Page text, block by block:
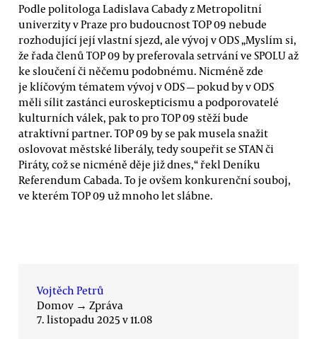
Podle politologa Ladislava Cabady z Metropolitní
univerzity v Praze pro budoucnost TOP 09 nebude
rozhodující její vlastní sjezd, ale vývoj v ODS „Myslím si,
že řada členů TOP 09 by preferovala setrvání ve SPOLU až
ke sloučení či něčemu podobnému. Nicméně zde
je klíčovým tématem vývoj v ODS — pokud by v ODS
měli sílit zastánci euroskepticismu a podporovatelé
kulturních válek, pak to pro TOP 09 stěží bude
atraktivní partner. TOP 09 by se pak musela snažit
oslovovat městské liberály, tedy soupeřit se STAN či
Piráty, což se nicméně děje již dnes,“ řekl Deníku
Referendum Cabada. To je ovšem konkurenční souboj,
ve kterém TOP 09 už mnoho let slábne.
Vojtěch Petrů
Domov → Zpráva
7. listopadu 2025 v 11.08